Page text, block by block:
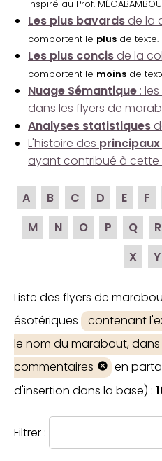
inspiré au Prof.
Les plus bavards de la
comportent le plus de texte.
Les plus concis de la
comportent le moins de
Nuage Sémantique :
dans les flyers de
Analyses statistiques
L'histoire des
ayant contribué à cette
A B C D E F
M
N O P Q R
X
Y
Liste des flyers de
ésotériques
contenant
le nom du marabout, dans
commentaires
en
d'insertion dans la base) :
Filtrer :